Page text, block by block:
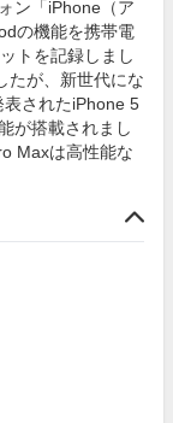
ン「iPhone（ア
の機能を携帯電
トを記録しまし
たが、新世代にな
されたiPhone 5
が搭載されまし
Maxは高性能な